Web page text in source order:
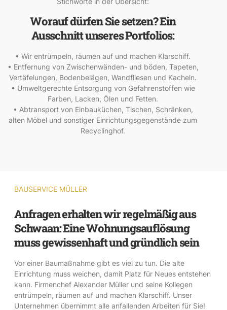
Worauf dürfen Sie setzen? Ein
Ausschnitt unseres Portfolios:
• Wir entrümpeln, räumen auf und machen Klarschiff.
• Entfernung von Zwischenwänden- und böden, Tapeten,
Vertäfelungen, Bodenbelägen, Wandfliesen und Kacheln.
• Umweltgerechte Entsorgung von Gefahrenstoffen wie
Farben, Lacken, Ölen und Fetten.
• Abtransport von Einbauküchen, Tischen, Schränken,
alten Möbel und sonstiger Einrichtungsgegenstände zum
Recyclinghof.
BAUSERVICE MÜLLER
Anfragen erhalten wir regelmäßig aus
Schwaan: Eine Wohnungsauflösung
muss gewissenhaft und gründlich sein
Vor einer Baumaßnahme gibt es viel zu tun. Die alte
Einrichtung muss weichen, damit Platz für Neues entstehen
kann. Firmenchef Alexander Müller und seine Kollegen
entrümpeln, räumen auf und machen Klarschiff. Unser
Unternehmen übernimmt alle anfallenden Arbeiten für Sie!